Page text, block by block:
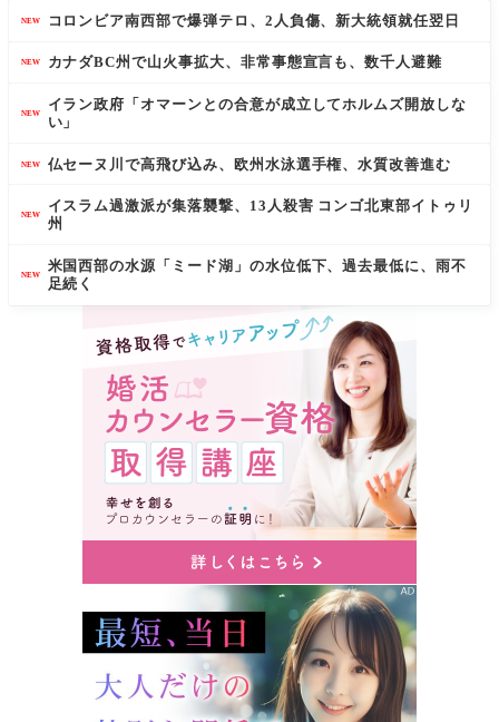
NEW コロンビア南西部で爆弾テロ、2人負傷、新大統領就任翌日
NEW カナダBC州で山火事拡大、非常事態宣言も、数千人避難
NEW
イラン政府「オマーンとの合意が成立してホルムズ開放しな
い」
NEW 仏セーヌ川で高飛び込み、欧州水泳選手権、水質改善進む
NEW
イスラム過激派が集落襲撃、13人殺害 コンゴ北東部イトゥリ
州
NEW
米国西部の水源「ミード湖」の水位低下、過去最低に、雨不
足続く